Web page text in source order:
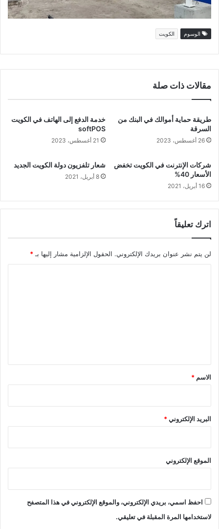
الوسوم الكويت
مقالات ذات صلة
طريقة حماية أموالك في البنك من
السرقة
26 أغسطس، 2023
خدمة الدفع إلى الهاتف في الكويت
softPOS
21 أغسطس، 2023
شركات الإنترنت في الكويت تخفض
الأسعار 40%
16 أبريل، 2021
شعار تلفزيون دولة الكويت الجديد
8 أبريل، 2021
اترك تعليقاً
لن يتم نشر عنوان بريدك الإلكتروني. الحقول الإلزامية مشار إليها بـ *
*
الاسم *
البريد الإلكتروني*
الموقع الإلكتروني
احفظ اسمي، بريدي الإلكتروني، والموقع الإلكتروني في هذا المتصفح
لاستخدامها المرة المقبلة في تعليقي.